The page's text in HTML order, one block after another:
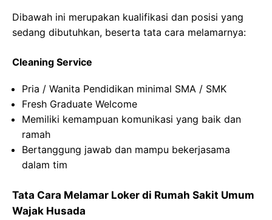
Dibawah ini merupakan kualifikasi dan posisi yang
sedang dibutuhkan, beserta tata cara melamarnya:
Cleaning Service
Pria / Wanita Pendidikan minimal SMA / SMK
Fresh Graduate Welcome
Memiliki kemampuan komunikasi yang baik dan
ramah
Bertanggung jawab dan mampu bekerjasama
dalam tim
Tata Cara Melamar Loker di Rumah Sakit Umum
Wajak Husada